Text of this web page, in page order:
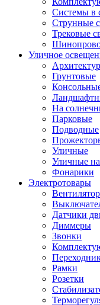
Системы в
Струнные
Трековые
Уличное
Грунтовые
На
Парковые
Подводные
Уличные
Уличные
Фонарики
Электротовары
Датчики
Диммеры
Звонки
Рамки
Розетки